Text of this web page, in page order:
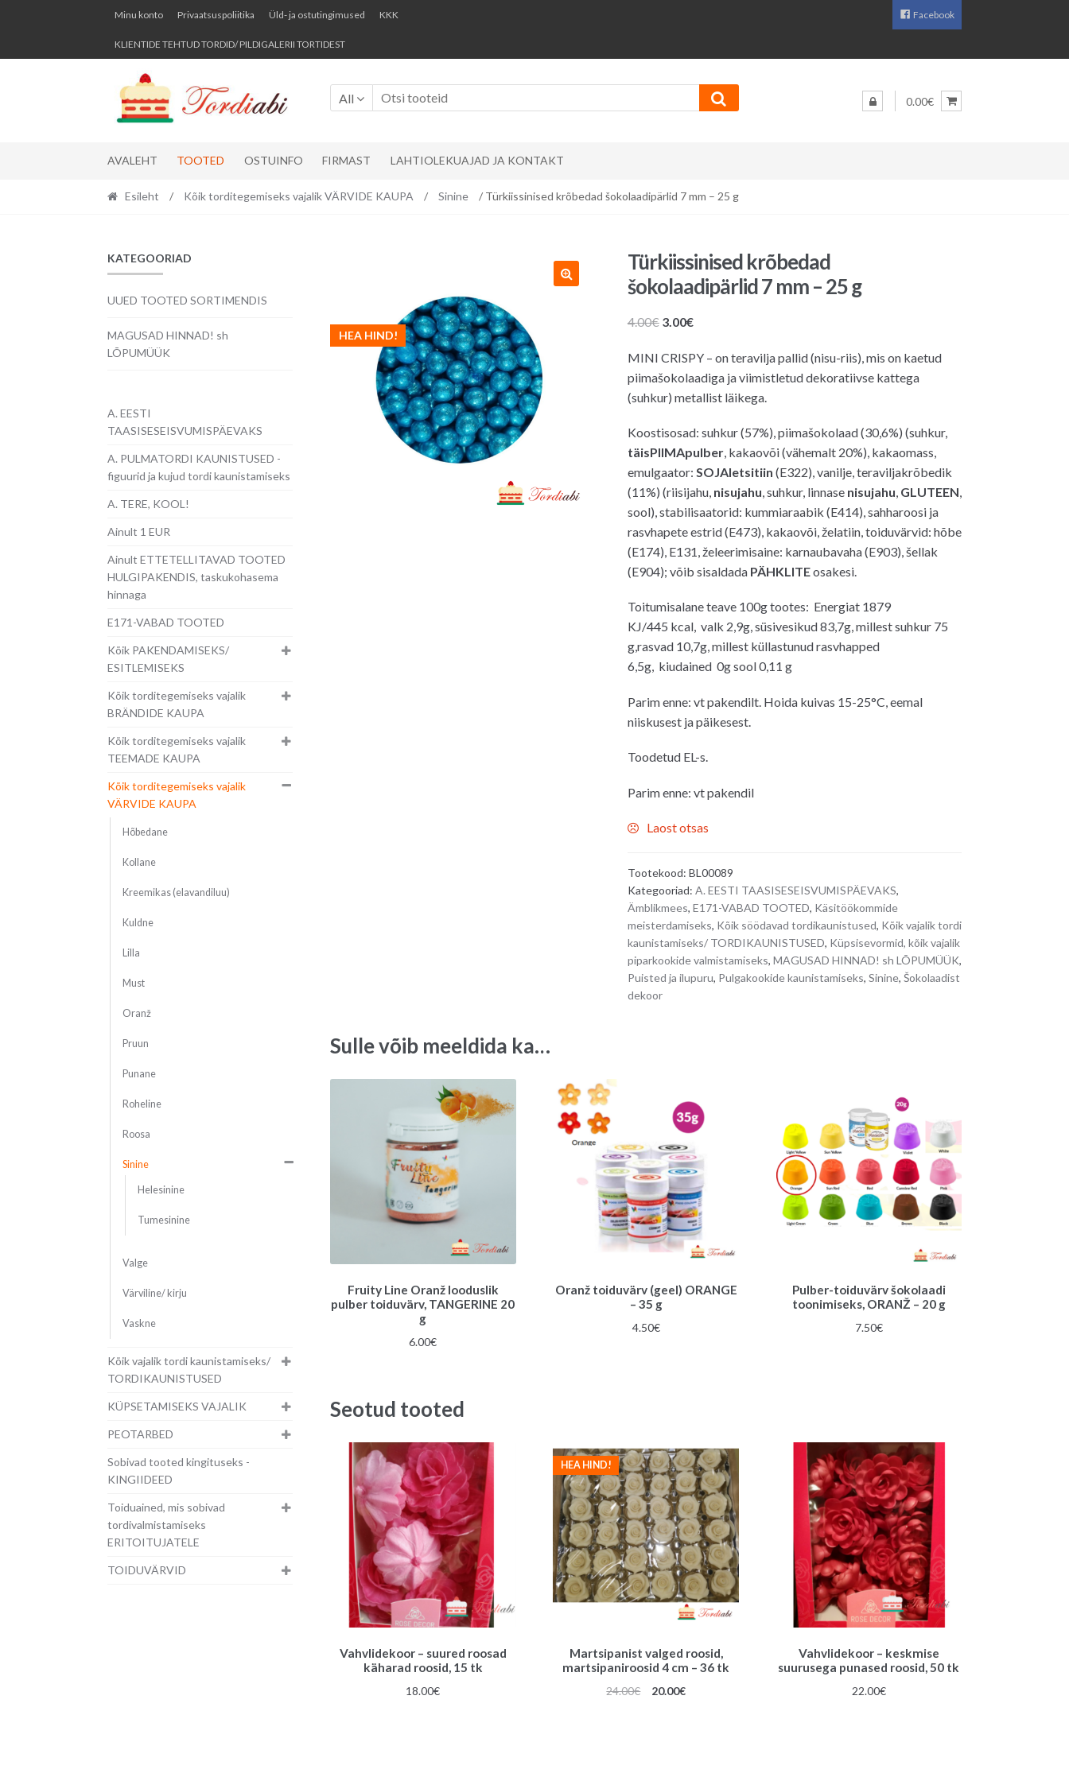
Skip
navigation
Skip
content
Minu konto Privaatsuspoliitika Üld- ja ostutingimused KKK
KLIENTIDE TEHTUD TORDID/ PILDIGALERII TORTIDEST
Facebook
All 0.00€
AVALEHT TOOTED OSTUINFO FIRMAST LAHTIOLEKUAJAD JA KONTAKT
Esileht / Kõik torditegemiseks vajalik VÄRVIDE KAUPA / Sinine / Türkiissinised krõbedad šokolaadipärlid 7 mm – 25 g
HEA HIND!
Türkiissinised krõbedad
šokolaadipärlid 7 mm – 25 g
4.00€ Algne
oli:
4.00€.
3.00€Praegune
on:
3.00€.
MINI CRISPY – on teravilja pallid (nisu-riis), mis on kaetud
piimašokolaadiga ja viimistletud dekoratiivse kattega
(suhkur) metallist läikega.
Koostisosad: suhkur (57%), piimašokolaad (30,6%) (suhkur,
täisPIIMApulber, kakaovõi (vähemalt 20%), kakaomass,
emulgaator: SOJAletsitiin (E322), vanilje, teraviljakrõbedik
(11%) (riisijahu, nisujahu, suhkur, linnase nisujahu, GLUTEEN,
sool), stabilisaatorid: kummiaraabik (E414), sahharoosi ja
rasvhapete estrid (E473), kakaovõi, želatiin, toiduvärvid: hõbe
(E174), E131, želeerimisaine: karnaubavaha (E903), šellak
(E904); võib sisaldada PÄHKLITEosakesi.
Toitumisalane teave 100g tootes: Energiat 1879
KJ/445 kcal, valk 2,9g, süsivesikud 83,7g, millest suhkur 75
g,rasvad 10,7g, millest küllastunud rasvhapped
6,5g, kiudained 0g sool 0,11 g
Parim enne: vt pakendilt. Hoida kuivas 15-25°C, eemal
niiskusest ja päikesest.
Toodetud EL-s.
Parim enne: vt pakendil
Laost otsas
Tootekood: BL00089
Kategooriad: A. EESTI TAASISESEISVUMISPÄEVAKS,
Ämblikmees, E171-VABAD TOOTED, Käsitöökommide
meisterdamiseks, Kõik söödavad tordikaunistused, Kõik vajalik tordi
kaunistamiseks/ TORDIKAUNISTUSED, Küpsisevormid, kõik vajalik
piparkookide valmistamiseks, MAGUSAD HINNAD! sh LÕPUMÜÜK,
Puisted ja ilupuru, Pulgakookide kaunistamiseks, Sinine, Šokolaadist
dekoor
Sulle võib meeldida ka…
Fruity Line Oranž looduslik
pulber toiduvärv, TANGERINE 20
g
6.00€
Oranž toiduvärv (geel) ORANGE
– 35 g
4.50€
Pulber-toiduvärv šokolaadi
toonimiseks, ORANŽ – 20 g
7.50€
Seotud tooted
Vahvlidekoor – suured roosad
käharad roosid, 15 tk
18.00€
Martsipanist valged roosid,
martsipaniroosid 4 cm – 36 tk
HEA HIND!
24.00€
Algne
20.00€Praegune
Vahvlidekoor – keskmise
suurusega punased roosid, 50 tk
22.00€
KATEGOORIAD
UUED TOOTED SORTIMENDIS
MAGUSAD HINNAD! sh
LÕPUMÜÜK
A. EESTI
TAASISESEISVUMISPÄEVAKS
A. PULMATORDI KAUNISTUSED -
figuurid ja kujud tordi kaunistamiseks
A. TERE, KOOL!
Ainult 1 EUR
Ainult ETTETELLITAVAD TOOTED
HULGIPAKENDIS, taskukohasema
hinnaga
E171-VABAD TOOTED
Kõik PAKENDAMISEKS/
ESITLEMISEKS
Kõik torditegemiseks vajalik
BRÄNDIDE KAUPA
Kõik torditegemiseks vajalik
TEEMADE KAUPA
Kõik torditegemiseks vajalik
VÄRVIDE KAUPA
Hõbedane
Kollane
Kreemikas (elavandiluu)
Kuldne
Lilla
Must
Oranž
Pruun
Punane
Roheline
Roosa
Sinine
Helesinine
Tumesinine
Valge
Värviline/ kirju
Vaskne
Kõik vajalik tordi kaunistamiseks/
TORDIKAUNISTUSED
KÜPSETAMISEKS VAJALIK
PEOTARBED
Sobivad tooted kingituseks -
KINGIIDEED
Toiduained, mis sobivad
tordivalmistamiseks
ERITOITUJATELE
TOIDUVÄRVID